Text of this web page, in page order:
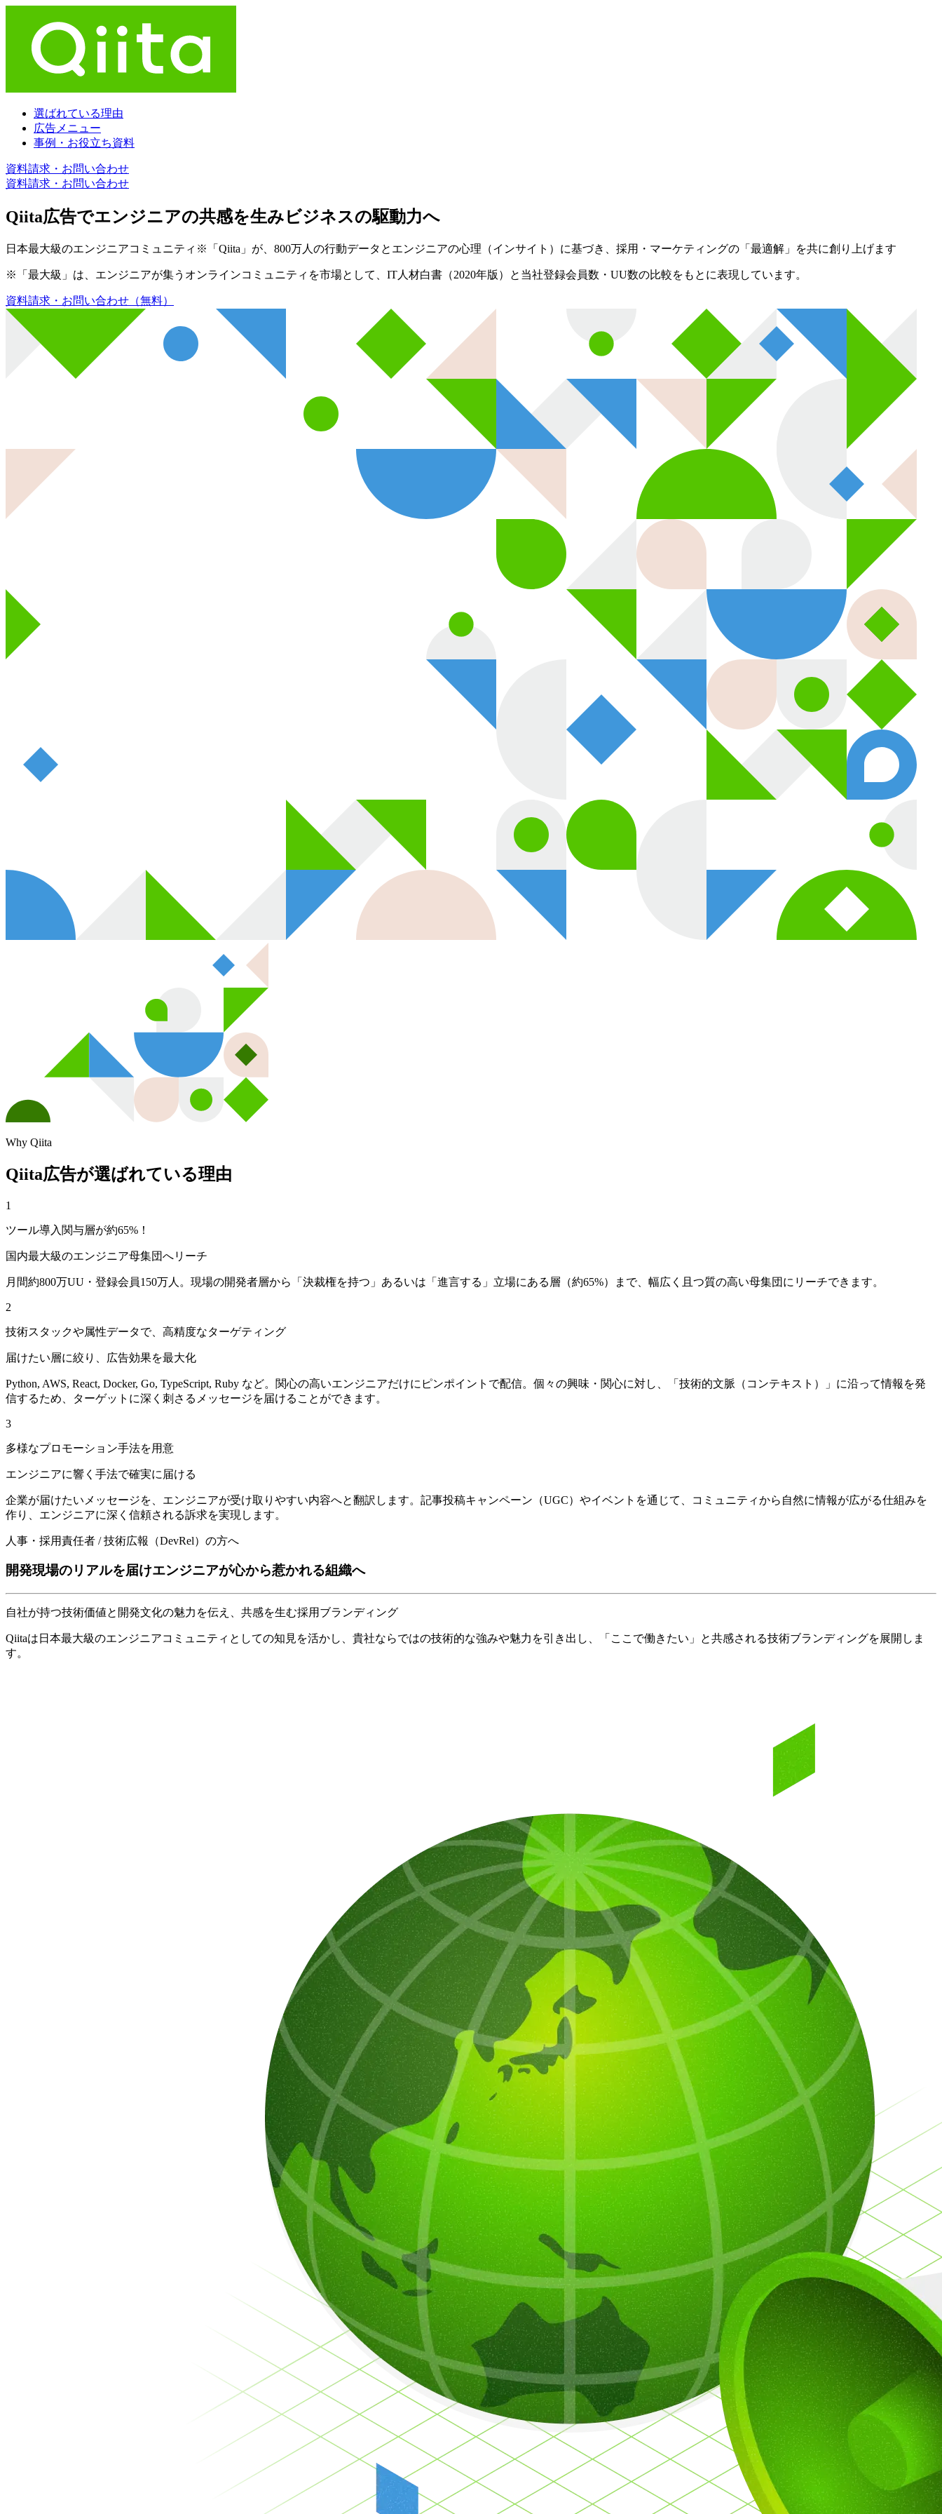
選ばれている理由
広告メニュー
事例・お役立ち資料
資料請求・お問い合わせ
資料請求・お問い合わせ
Qiita広告でエンジニアの共感を生みビジネスの駆動力へ
日本最大級のエンジニアコミュニティ ※ 「Qiita」が、800万人の行動データとエンジニアの心理（インサイト）に基づき、採用・マーケティングの「最適解」を共に創り上げます
※「最大級」は、エンジニアが集うオンラインコミュニティを市場として、IT人材白書（2020年版）と当社登録会員数・UU数の比較をもとに表現しています。
資料請求・お問い合わせ（無料）
Why Qiita
Qiita広告が選ばれている理由
1
ツール導入関与層が約65%！
国内最大級のエンジニア母集団へリーチ
月間約800万UU・登録会員150万人。現場の開発者層から「決裁権を持つ」あるいは「進言する」立場にある層（約65%）まで、幅広く且つ質の高い母集団にリーチできます。
2
技術スタックや属性データで、高精度なターゲティング
届けたい層に絞り、広告効果を最大化
Python, AWS, React, Docker, Go, TypeScript, Ruby など。関心の高いエンジニアだけにピンポイントで配信。個々の興味・関心に対し、「技術的文脈（コンテキスト）」に沿って情報を発
信するため、ターゲットに深く刺さるメッセージを届けることができます。
3
多様なプロモーション手法を用意
エンジニアに響く手法で確実に届ける
企業が届けたいメッセージを、エンジニアが受け取りやすい内容へと翻訳します。記事投稿キャンペーン（UGC）やイベントを通じて、コミュニティから自然に情報が広がる仕組みを
作り、エンジニアに深く信頼される訴求を実現します。
人事・採用責任者 / 技術広報（DevRel）の方へ
開発現場のリアルを届けエンジニアが心から惹かれる組織へ
自社が持つ技術価値と開発文化の魅力を伝え、共感を生む採用ブランディング
Qiitaは日本最大級のエンジニアコミュニティとしての知見を活かし、貴社ならではの技術的な強みや魅力を引き出し、「ここで働きたい」と共感される技術ブランディングを展開しま
す。